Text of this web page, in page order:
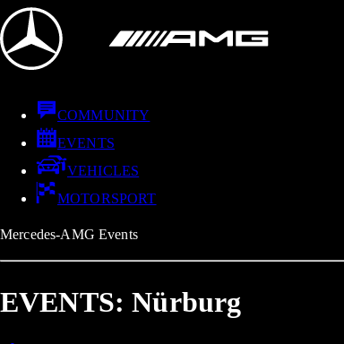
COMMUNITY
EVENTS
VEHICLES
MOTORSPORT
Mercedes-AMG Events
EVENTS: Nürburg